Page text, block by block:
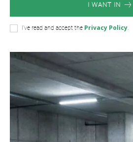
I WANT IN
I've read and accept the Privacy Policy.